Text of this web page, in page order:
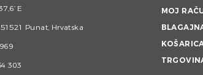
E
Punat, Hrvatska
303
MOJ